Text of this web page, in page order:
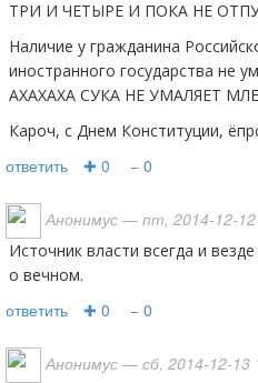
ТРИ И ЧЕТЫРЕ И ПОКА НЕ
Наличие у гражданина
иностранного государства не
АХАХАХА СУКА НЕ УМАЛЯЕТ
Кароч, с Днем Конституции,
ответить ✚ 0 − 0
Анонимус — пт, 2014-12-12
источник власти всегда и везде - бабы. Стыдно спрашивать
о вечном.
ответить ✚ 0 − 0
Анонимус — сб, 2014-12-13